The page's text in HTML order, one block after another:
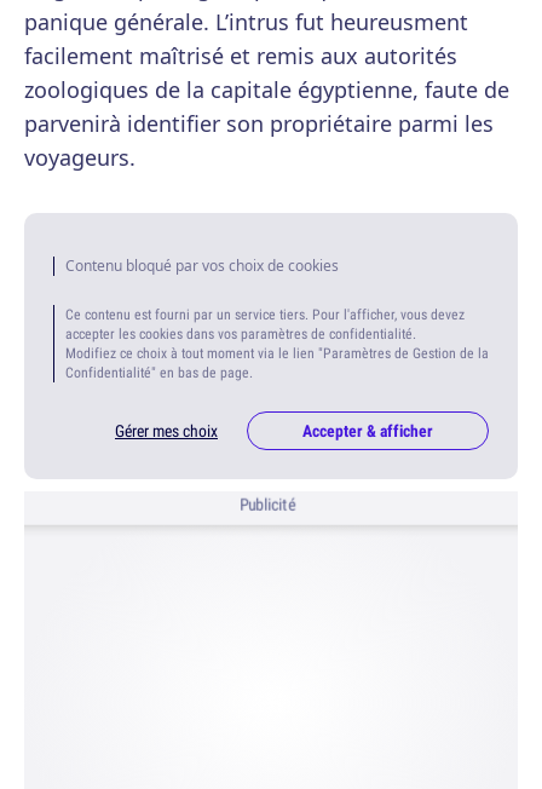
panique générale. L’intrus fut heureusment
facilement maîtrisé et remis aux autorités
zoologiques de la capitale égyptienne, faute de
parvenirà identifier son propriétaire parmi les
voyageurs.
Contenu bloqué par vos choix de cookies
Ce contenu est fourni par un service tiers. Pour l'afficher, vous devez
accepter les cookies dans vos paramètres de confidentialité.
Modifiez ce choix à tout moment via le lien "Paramètres de Gestion de la
Confidentialité" en bas de page.
Gérer mes choix Accepter & afficher
Publicité